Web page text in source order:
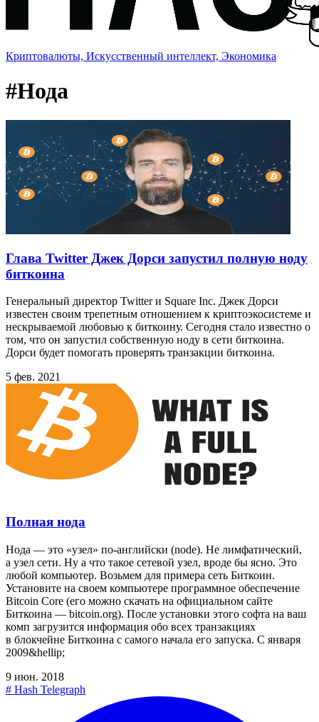
Криптовалюты, Искусственный интеллект, Экономика
#Нода
Глава Twitter Джек Дорси запустил полную ноду
биткоина
Генеральный директор Twitter и Square Inc. Джек Дорси
известен своим трепетным отношением к криптоэкосистеме и
нескрываемой любовью к биткоину. Сегодня стало известно о
том, что он запустил собственную ноду в сети биткоина.
Дорси будет помогать проверять транзакции биткоина.
5 фев. 2021
Полная нода
Нода — это «узел» по-английски (node). Не лимфатический,
а узел сети. Ну а что такое сетевой узел, вроде бы ясно. Это
любой компьютер. Возьмем для примера сеть Биткоин.
Установите на своем компьютере программное обеспечение
Bitcoin Core (его можно скачать на официальном сайте
Биткоина — bitcoin.org). После установки этого софта на ваш
комп загрузится информация обо всех транзакциях
в блокчейне Биткоина с самого начала его запуска. С января
2009&hellip;
9 июн. 2018
# Hash Telegraph